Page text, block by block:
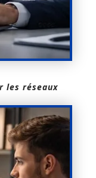
les réseaux